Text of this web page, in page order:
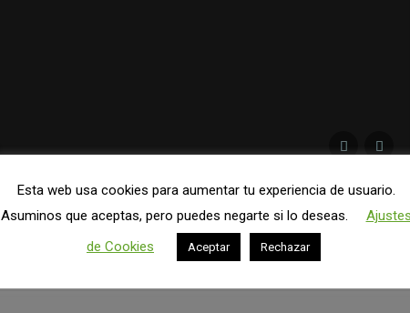
Esta web usa cookies para aumentar tu experiencia de usuario.
Asuminos que aceptas, pero puedes negarte si lo deseas.
Ajustes
de Cookies
Aceptar Rechazar